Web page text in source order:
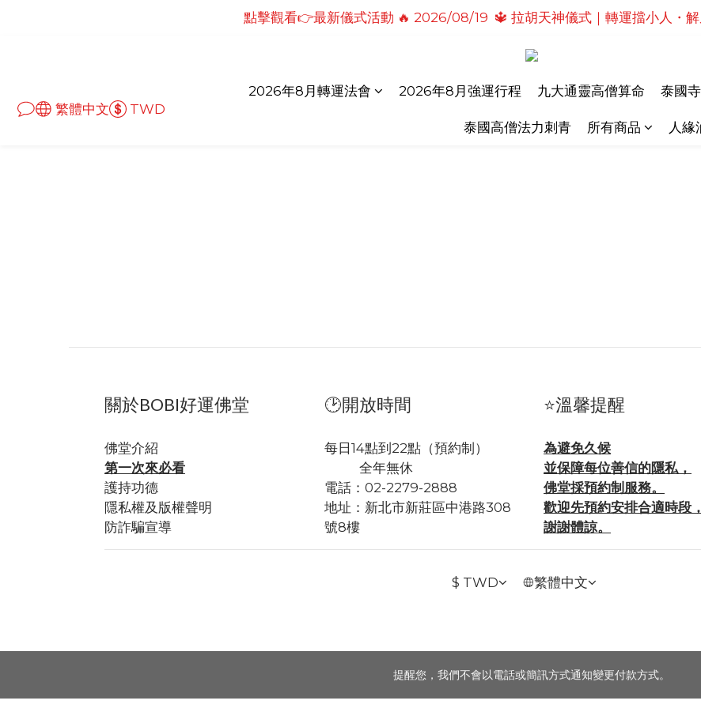
點擊觀看👉最新儀式活動🔥2026/08/19 💗2026七夕情定善緣桃花燈｜泰
點擊觀看👉最新儀式活動 🔥 2026/08/19  🔱 拉胡天神儀式｜轉運擋小人・
點擊觀看👉最新儀式活動🔥 2026/08/31 💖愛神儀式｜增強人緣魅力・感情
點擊觀看👉最新儀式活動🔥2026/08/19 💗2026七夕情定善緣桃花燈｜泰
繁體中文
TWD
2026年8月轉運法會 2026年8月強運行程 九大通靈高僧算命 泰國
泰國高僧法力刺青 所有商品 人緣
關於BOBI好運佛堂
佛堂介紹
第一次來必看
護持功德
隱私權及版權聲明
防詐騙宣導
🕑開放時間
每日14點到22點（預約制）
全年無休
電話：02-2279-2888
地址： 新北市新莊區中港路308
號8樓
⭐溫馨提醒
為避免久候
並保障每位善信的隱私，
佛堂採預約制服務。
歡迎先預約安排合適時段，
謝謝體諒。
$ TWD 繁體中文
提醒您，我們不會以電話或簡訊方式通知變更付款方式。